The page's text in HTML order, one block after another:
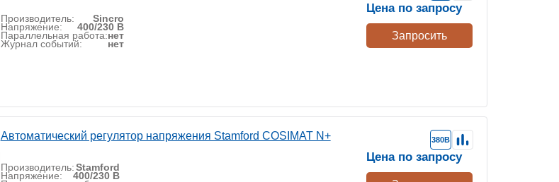
Производитель: Sincro
Напряжение: 400/230 В
Параллельная работа:нет
Журнал событий: нет
Цена по запросу
Запросить
Автоматический регулятор напряжения Stamford COSIMAT N+
Производитель:Stamford
Напряжение: 400/230 В
380В
Цена по запросу